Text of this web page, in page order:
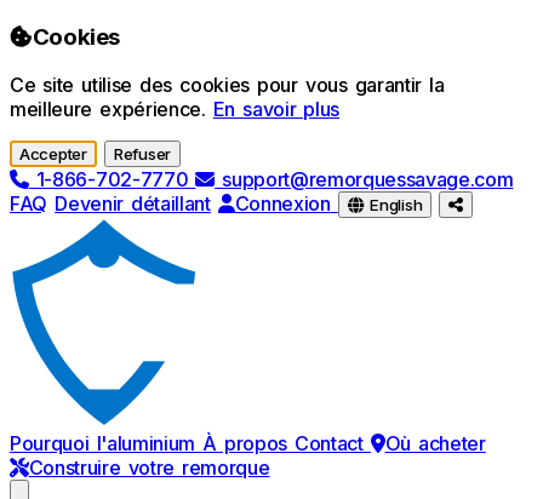
Passer au contenu principal
Cookies
Ce site utilise des cookies pour vous garantir la
meilleure expérience. En savoir plus
Accepter Refuser
1-866-702-7770
support@remorquessavage.com
FAQ Devenir détaillant Connexion English
Pourquoi l'aluminium À propos Contact
Où acheter
Construire votre remorque